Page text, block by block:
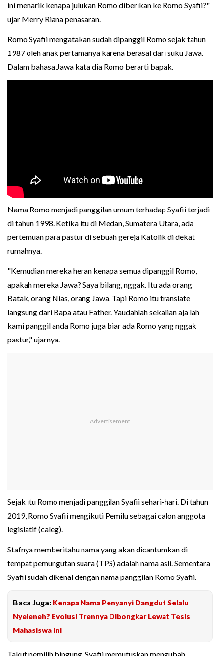
ini menarik kenapa julukan Romo diberikan ke Romo Syafii?"
ujar Merry Riana penasaran.
Romo Syafii mengatakan sudah dipanggil Romo sejak tahun
1987 oleh anak pertamanya karena berasal dari suku Jawa.
Dalam bahasa Jawa kata dia Romo berarti bapak.
Nama Romo menjadi panggilan umum terhadap Syafii terjadi
di tahun 1998. Ketika itu di Medan, Sumatera Utara, ada
pertemuan para pastur di sebuah gereja Katolik di dekat
rumahnya.
"Kemudian mereka heran kenapa semua dipanggil Romo,
apakah mereka Jawa? Saya bilang, nggak. Itu ada orang
Batak, orang Nias, orang Jawa. Tapi Romo itu translate
langsung dari Bapa atau Father. Yaudahlah sekalian aja lah
kami panggil anda Romo juga biar ada Romo yang nggak
pastur," ujarnya.
Sejak itu Romo menjadi panggilan Syafii sehari-hari. Di tahun
2019, Romo Syafii mengikuti Pemilu sebagai calon anggota
legislatif (caleg).
Stafnya memberitahu nama yang akan dicantumkan di
tempat pemungutan suara (TPS) adalah nama asli. Sementara
Syafii sudah dikenal dengan nama panggilan Romo Syafii.
Baca Juga: Kenapa Nama Penyanyi Dangdut Selalu
Nyeleneh? Evolusi Trennya Dibongkar Lewat Tesis
Mahasiswa Ini
Takut pemilih bingung, Syafii memutuskan mengubah